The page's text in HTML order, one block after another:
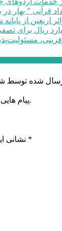
قرآنی ” بهار
پیام هایی که به غیر از زبان فارسی یا غیر مرتبط باشد منتشر نخواهد شد.
نشانی *